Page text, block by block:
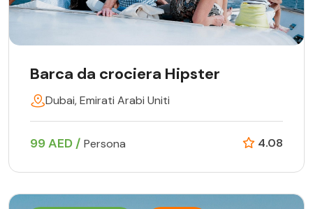
Barca da crociera Hipster
Dubai, Emirati Arabi Uniti
99 AED / Persona 4.08